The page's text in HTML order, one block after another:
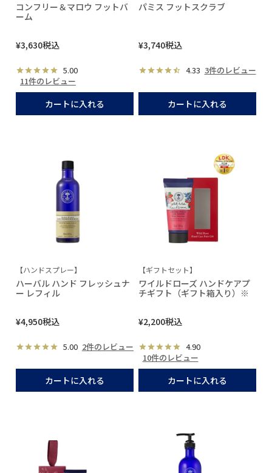
コンフリー＆マロウ フットバ
ーム
¥3,630税込
5.00
11件のレビュー
カートに入れる
パミス フットスクラブ
¥3,740税込
4.33 3件のレビュー
カートに入れる
【ハンドスプレー】
ハーバル ハンド フレッシュナ
ー レフィル
¥4,950税込
5.00 2件のレビュー
カートに入れる
【ギフトセット】
ワイルドローズ ハンドケアプ
チギフト（ギフト箱入り）※
¥2,200税込
4.90
10件のレビュー
カートに入れる